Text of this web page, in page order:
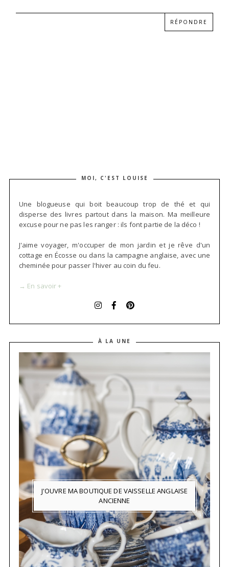
RÉPONDRE
MOI, C'EST LOUISE
Une blogueuse qui boit beaucoup trop de thé et qui
disperse des livres partout dans la maison. Ma meilleure
excuse pour ne pas les ranger : ils font partie de la déco !
J'aime voyager, m'occuper de mon jardin et je rêve d'un
cottage en Écosse ou dans la campagne anglaise, avec une
cheminée pour passer l'hiver au coin du feu.
→ En savoir +
À LA UNE
J'OUVRE MA BOUTIQUE DE VAISSELLE ANGLAISE
ANCIENNE